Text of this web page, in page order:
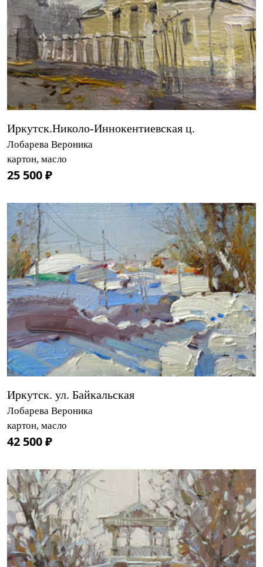
Иркутск.Николо-Иннокентиевская ц.
Лобарева Вероника
картон, масло
25 500 ₽
Иркутск. ул. Байкальская
Лобарева Вероника
картон, масло
42 500 ₽